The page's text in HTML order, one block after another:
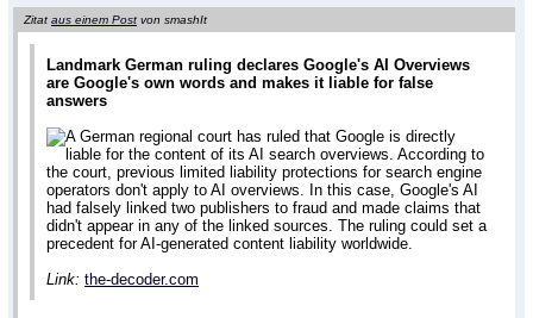
Zitat aus einem Post von smashIt
Landmark German ruling declares Google's AI Overviews
are Google's own words and makes it liable for false
answers
A German regional court has ruled that Google is directly
liable for the content of its AI search overviews. According to
the court, previous limited liability protections for search engine
operators don't apply to AI overviews. In this case, Google's AI
had falsely linked two publishers to fraud and made claims that
didn't appear in any of the linked sources. The ruling could set a
precedent for AI-generated content liability worldwide.
Link: the-decoder.com